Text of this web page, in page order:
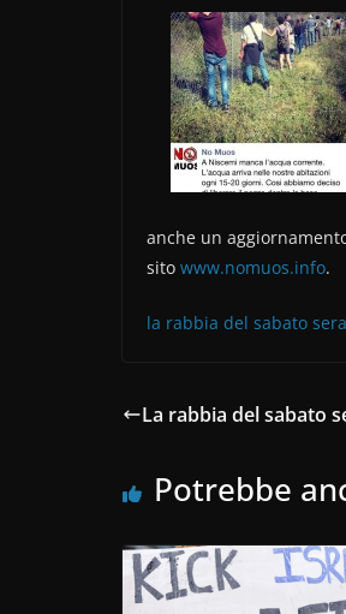
c
e
b
o
o
k
itt
er
n
di
vi
di
anche un
sito www.nomuos.info.
la rabbia del sabato
La rabbia del sabato
Potrebbe